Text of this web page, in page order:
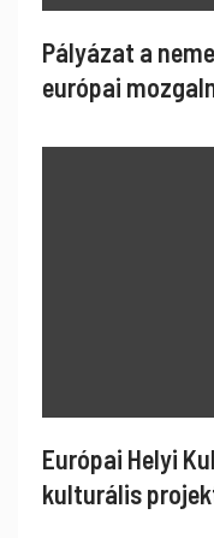
Pályázat a
európai
Európai Helyi
kulturális